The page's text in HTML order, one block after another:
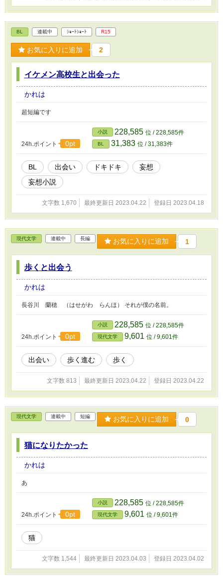
BL 連載中 ｼｮｰﾄｼｮｰﾄ R15
お気に入りに追加 2
イケメン高校生と出会った
かれは
超短編です
24h.ポイント 0pt
小説 228,585 位 / 228,585件
BL 31,383 位 / 31,383件
BL 出会い ドキドキ
妄想
妄想小説
文字数 1,670 最終更新日 2023.04.22 登録日 2023.04.18
現代文学 連載中 長編 お気に入りに追加 1
歩くと出会う
かれは
長谷川 蘭穂 （はせがわ らんほ） それが僕の名前。
24h.ポイント 0pt
小説 228,585 位 / 228,585件
現代文学 9,601 位 / 9,601件
出会い 歩く進む 歩く
文字数 813 最終更新日 2023.04.22 登録日 2023.04.22
現代文学 連載中 短編 お気に入りに追加 0
猫になりたかった
かれは
あ
24h.ポイント 0pt
小説 228,585 位 / 228,585件
現代文学 9,601 位 / 9,601件
猫
文字数 1,544 最終更新日 2023.04.03 登録日 2023.04.02